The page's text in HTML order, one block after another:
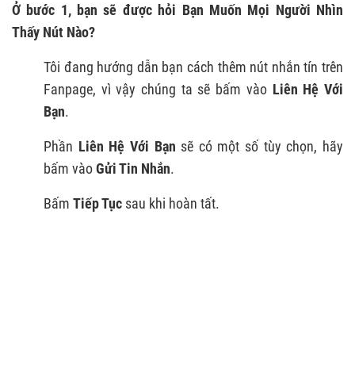
Ở bước 1, bạn sẽ được hỏi Bạn Muốn Mọi Người Nhìn
Thấy Nút Nào?
Tôi đang hướng dẫn bạn cách thêm nút nhắn tín trên
Fanpage, vì vậy chúng ta sẽ bấm vàoLiên Hệ Với
Bạn.
Phần Liên Hệ Với Bạn sẽ có một số tùy chọn, hãy
bấm vàoGửi Tin Nhắn.
Bấm Tiếp Tục sau khi hoàn tất.